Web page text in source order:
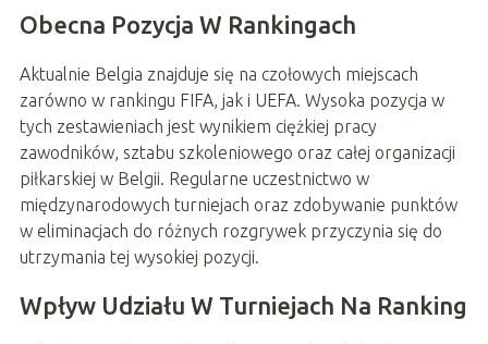
Obecna Pozycja W Rankingach
Aktualnie Belgia znajduje się na czołowych miejscach
zarówno w rankingu FIFA, jak i UEFA. Wysoka pozycja w
tych zestawieniach jest wynikiem ciężkiej pracy
zawodników, sztabu szkoleniowego oraz całej organizacji
piłkarskiej w Belgii. Regularne uczestnictwo w
międzynarodowych turniejach oraz zdobywanie punktów
w eliminacjach do różnych rozgrywek przyczynia się do
utrzymania tej wysokiej pozycji.
Wpływ Udziału W Turniejach Na Ranking